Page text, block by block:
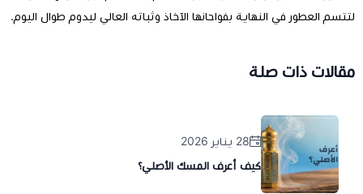
لتتسم العطور في النهاية بفواحانها الآخاذ وثباته العالي ليدوم طوال اليوم.
مقالات ذات صلة
28 يناير 2026
كيف أعرف المسك الأصلي؟